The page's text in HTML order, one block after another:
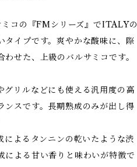
コの『FMシリーズ』でITALYの
タイプです。爽やかな酸味に、際
せた、上級のバルサミコです。
グリルなどにも使える汎用度の高
ンスです。長期熟成のみが出し得
よるタンニンの乾いたような渋
による甘い香りと味わいが特徴で